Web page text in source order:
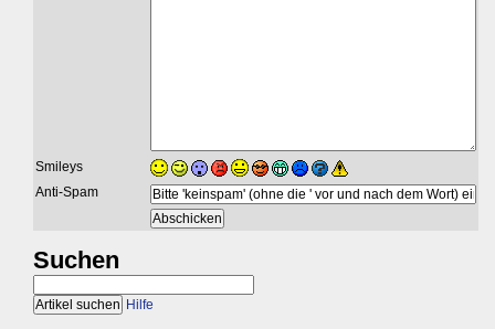
Smileys
Anti-Spam
Suchen
Hilfe